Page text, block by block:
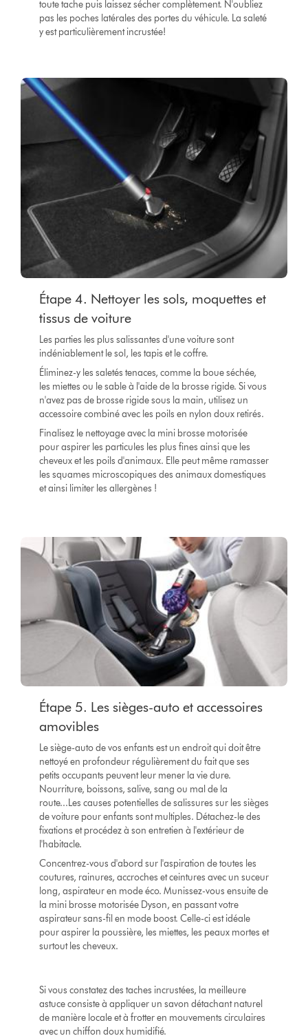
toute tache puis laissez sécher complètement. N'oubliez
pas les poches latérales des portes du véhicule. La saleté
y est particulièrement incrustée!
Étape 4. Nettoyer les sols, moquettes et
tissus de voiture
Les parties les plus salissantes d'une voiture sont
indéniablement le sol, les tapis et le coffre.
Éliminez-y les saletés tenaces, comme la boue séchée,
les miettes ou le sable à l'aide de la brosse rigide. Si vous
n'avez pas de brosse rigide sous la main, utilisez un
accessoire combiné avec les poils en nylon doux retirés.
Finalisez le nettoyage avec la mini brosse motorisée
pour aspirer les particules les plus fines ainsi que les
cheveux et les poils d'animaux. Elle peut même ramasser
les squames microscopiques des animaux domestiques
et ainsi limiter les allergènes !
Étape 5. Les sièges-auto et accessoires
amovibles
Le siège-auto de vos enfants est un endroit qui doit être
nettoyé en profondeur régulièrement du fait que ses
petits occupants peuvent leur mener la vie dure.
Nourriture, boissons, salive, sang ou mal de la
route...Les causes potentielles de salissures sur les sièges
de voiture pour enfants sont multiples. Détachez-le des
fixations et procédez à son entretien à l'extérieur de
l'habitacle.
Concentrez-vous d'abord sur l'aspiration de toutes les
coutures, rainures, accroches et ceintures avec un suceur
long, aspirateur en mode éco. Munissez-vous ensuite de
la mini brosse motorisée Dyson, en passant votre
aspirateur sans-fil en mode boost. Celle-ci est idéale
pour aspirer la poussière, les miettes, les peaux mortes et
surtout les cheveux.
Si vous constatez des taches incrustées, la meilleure
astuce consiste à appliquer un savon détachant naturel
de manière locale et à frotter en mouvements circulaires
avec un chiffon doux humidifié.